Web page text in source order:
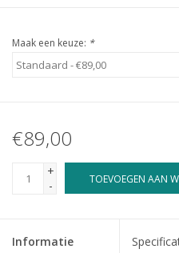
Maak een keuze: *
€89,00
+
-
TOEVOEGEN AAN
Informatie